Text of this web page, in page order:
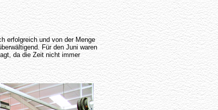
erfolgreich und von der Menge
Für den Juni waren
da die Zeit nicht immer